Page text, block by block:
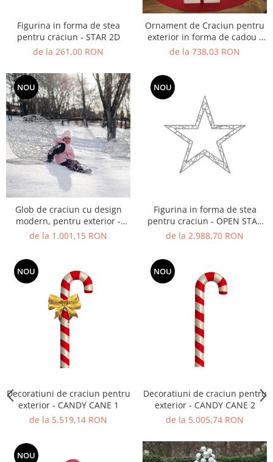
Ghivece din beton
Stalpi stradali
Stalpi camere video
Stalpi / bolarzi de delimitare
pentru trotuar
Cismea stradala / gradina
Tomberoane si Pubele de Gunoi
Magazie pubele / tomberoane
gunoi
Mobilier urban DIZABILITATI
Figurina in forma de stea
pentru craciun - STAR 2D
de la 261,00 RON
Ornament de Craciun pentru
exterior in forma de cadou -
MERRY CUBO
de la 738,03 RON
NOU
Glob de craciun cu design
modern, pentru exterior -
GLOBUS 3D
de la 1.001,15 RON
NOU
Figurina in forma de stea
pentru craciun - OPEN STAR
2D
de la 2.988,70 RON
NOU
Decoratiuni de craciun pentru
exterior - CANDY CANE 1
de la 5.519,14 RON
NOU
Decoratiuni de craciun pentru
exterior - CANDY CANE 2
de la 5.005,74 RON
NOU